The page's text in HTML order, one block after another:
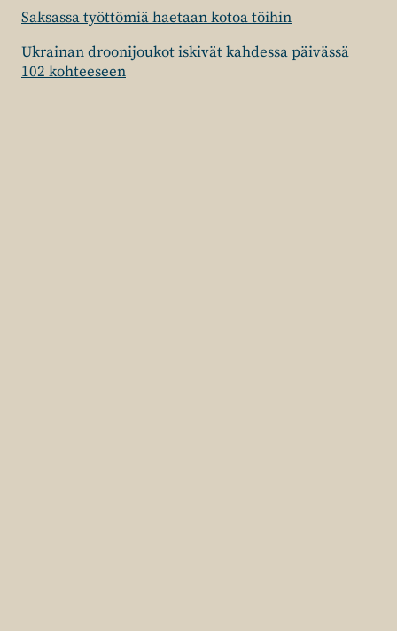
Saksassa työttömiä haetaan kotoa töihin
Ukrainan droonijoukot iskivät kahdessa päivässä
102 kohteeseen